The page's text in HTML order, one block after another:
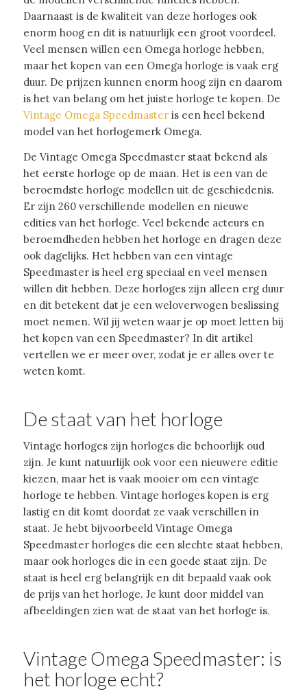
Daarnaast is de kwaliteit van deze horloges ook
enorm hoog en dit is natuurlijk een groot voordeel.
Veel mensen willen een Omega horloge hebben,
maar het kopen van een Omega horloge is vaak erg
duur. De prijzen kunnen enorm hoog zijn en daarom
is het van belang om het juiste horloge te kopen. De
Vintage Omega Speedmasteris een heel bekend
model van het horlogemerk Omega.
De Vintage Omega Speedmaster staat bekend als
het eerste horloge op de maan. Het is een van de
beroemdste horloge modellen uit de geschiedenis.
Er zijn 260 verschillende modellen en nieuwe
edities van het horloge. Veel bekende acteurs en
beroemdheden hebben het horloge en dragen deze
ook dagelijks. Het hebben van een vintage
Speedmaster is heel erg speciaal en veel mensen
willen dit hebben. Deze horloges zijn alleen erg duur
en dit betekent dat je een weloverwogen beslissing
moet nemen. Wil jij weten waar je op moet letten bij
het kopen van een Speedmaster? In dit artikel
vertellen we er meer over, zodat je er alles over te
weten komt.
De staat van het horloge
Vintage horloges zijn horloges die behoorlijk oud
zijn. Je kunt natuurlijk ook voor een nieuwere editie
kiezen, maar het is vaak mooier om een vintage
horloge te hebben. Vintage horloges kopen is erg
lastig en dit komt doordat ze vaak verschillen in
staat. Je hebt bijvoorbeeld Vintage Omega
Speedmaster horloges die een slechte staat hebben,
maar ook horloges die in een goede staat zijn. De
staat is heel erg belangrijk en dit bepaald vaak ook
de prijs van het horloge. Je kunt door middel van
afbeeldingen zien wat de staat van het horloge is.
Vintage Omega Speedmaster: is
het horloge echt?